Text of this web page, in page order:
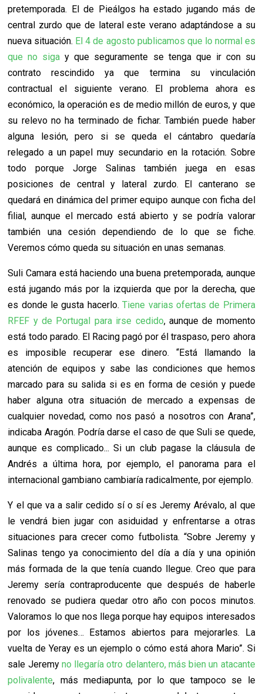
pretemporada. El de Pieálgos ha estado jugando más de
central zurdo que de lateral este verano adaptándose a su
nueva situación. El 4 de agosto publicamos que lo normal es
que no siga y que seguramente se tenga que ir con su
contrato rescindido ya que termina su vinculación
contractual el siguiente verano. El problema ahora es
económico, la operación es de medio millón de euros, y que
su relevo no ha terminado de fichar. También puede haber
alguna lesión, pero si se queda el cántabro quedaría
relegado a un papel muy secundario en la rotación. Sobre
todo porque Jorge Salinas también juega en esas
posiciones de central y lateral zurdo. El canterano se
quedará en dinámica del primer equipo aunque con ficha del
filial, aunque el mercado está abierto y se podría valorar
también una cesión dependiendo de lo que se fiche.
Veremos cómo queda su situación en unas semanas.
Suli Camara está haciendo una buena pretemporada, aunque
está jugando más por la izquierda que por la derecha, que
es donde le gusta hacerlo.Tiene varias ofertas de Primera
RFEF y de Portugal para irse cedido, aunque de momento
está todo parado. El Racing pagó por él traspaso, pero ahora
es imposible recuperar ese dinero. “Está llamando la
atención de equipos y sabe las condiciones que hemos
marcado para su salida si es en forma de cesión y puede
haber alguna otra situación de mercado a expensas de
cualquier novedad, como nos pasó a nosotros con Arana”,
indicaba Aragón. Podría darse el caso de que Suli se quede,
aunque es complicado... Si un club pagase la cláusula de
Andrés a última hora, por ejemplo, el panorama para el
internacional gambiano cambiaría radicalmente, por ejemplo.
Y el que va a salir cedido sí o sí es Jeremy Arévalo, al que
le vendrá bien jugar con asiduidad y enfrentarse a otras
situaciones para crecer como futbolista. “Sobre Jeremy y
Salinas tengo ya conocimiento del día a día y una opinión
más formada de la que tenía cuando llegue. Creo que para
Jeremy sería contraproducente que después de haberle
renovado se pudiera quedar otro año con pocos minutos.
Valoramos lo que nos llega porque hay equipos interesados
por los jóvenes… Estamos abiertos para mejorarles. La
vuelta de Yeray es un ejemplo o cómo está ahora Mario”. Si
sale Jeremy no llegaría otro delantero, más bien un atacante
polivalente, más mediapunta, por lo que tampoco se le